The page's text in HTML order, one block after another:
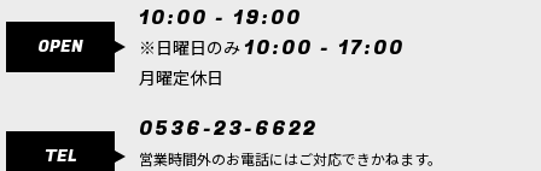
OPEN
10:00 - 19:00
※日曜日のみ 10:00 - 17:00
月曜定休日
TEL
0536-23-6622
営業時間外のお電話にはご対応できかねます。